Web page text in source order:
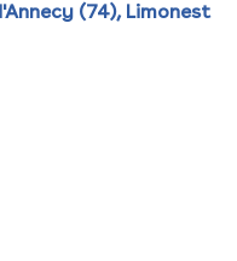
(74), Limonest